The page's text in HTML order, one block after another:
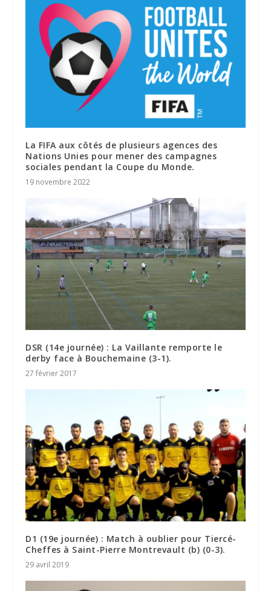
La FIFA aux côtés de plusieurs agences des
Nations Unies pour mener des campagnes
sociales pendant la Coupe du Monde.
19 novembre 2022
DSR (14e journée) : La Vaillante remporte le
derby face à Bouchemaine (3-1).
27 février 2017
D1 (19e journée) : Match à oublier pour Tiercé-
Cheffes à Saint-Pierre Montrevault (b) (0-3).
29 avril 2019